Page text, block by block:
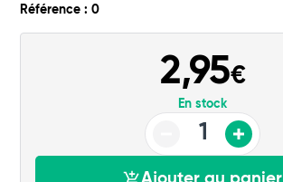
Total
Commander
Référence : 0
2,95€
En stock